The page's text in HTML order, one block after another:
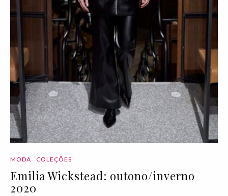
MODA COLEÇÕES
Emilia Wickstead: outono/inverno
2020